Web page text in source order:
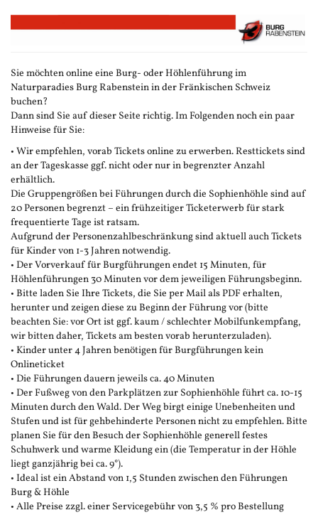
Zum
Haupt-
Sie möchten online eine Burg- oder Höhlenführung im
Naturparadies Burg Rabenstein in der Fränkischen Schweiz
buchen?
Dann sind Sie auf dieser Seite richtig. Im Folgenden noch ein paar
Hinweise für Sie:
• Wir empfehlen, vorab Tickets online zu erwerben. Resttickets sind
an der Tageskasse ggf. nicht oder nur in begrenzter Anzahl
erhältlich.
Die Gruppengrößen bei Führungen durch die Sophienhöhle sind auf
20 Personen begrenzt – ein frühzeitiger Ticketerwerb für stark
frequentierte Tage ist ratsam.
Aufgrund der Personenzahlbeschränkung sind aktuell auch Tickets
für Kinder von 1-3 Jahren notwendig.
• Der Vorverkauf für Burgführungen endet 15 Minuten, für
Höhlenführungen 30 Minuten vor dem jeweiligen Führungsbeginn.
• Bitte laden Sie Ihre Tickets, die Sie per Mail als PDF erhalten,
herunter und zeigen diese zu Beginn der Führung vor (bitte
beachten Sie: vor Ort ist ggf. kaum / schlechter Mobilfunkempfang,
wir bitten daher, Tickets am besten vorab herunterzuladen).
• Kinder unter 4 Jahren benötigen für Burgführungen kein
Onlineticket
• Die Führungen dauern jeweils ca. 40 Minuten
• Der Fußweg von den Parkplätzen zur Sophienhöhle führt ca. 10-15
Minuten durch den Wald. Der Weg birgt einige Unebenheiten und
Stufen und ist für gehbehinderte Personen nicht zu empfehlen. Bitte
planen Sie für den Besuch der Sophienhöhle generell festes
Schuhwerk und warme Kleidung ein (die Temperatur in der Höhle
liegt ganzjährig bei ca. 9°).
• Ideal ist ein Abstand von 1,5 Stunden zwischen den Führungen
Burg & Höhle
• Alle Preise zzgl. einer Servicegebühr von 3,5 % pro Bestellung